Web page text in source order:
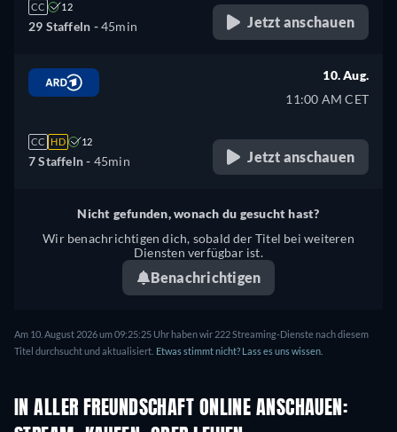
CC 12
29 Staffeln -45min Jetzt anschauen
CC HD 12
7 Staffeln - 45min
10. Aug.
11:00 AM CET
Jetzt anschauen
Nicht gefunden, wonach du gesucht hast?
Wir benachrichtigen dich, sobald der Titel bei weiteren
Diensten verfügbar ist.
Benachrichtigen
Am 10. August 2026 um 09:25:25 Uhr haben wir 222 Streaming-Dienste nach diesem
Titel durchsucht und aktualisiert. Etwas stimmt nicht? Lass es uns wissen.
IN ALLER FREUNDSCHAFT ONLINE ANSCHAUEN: